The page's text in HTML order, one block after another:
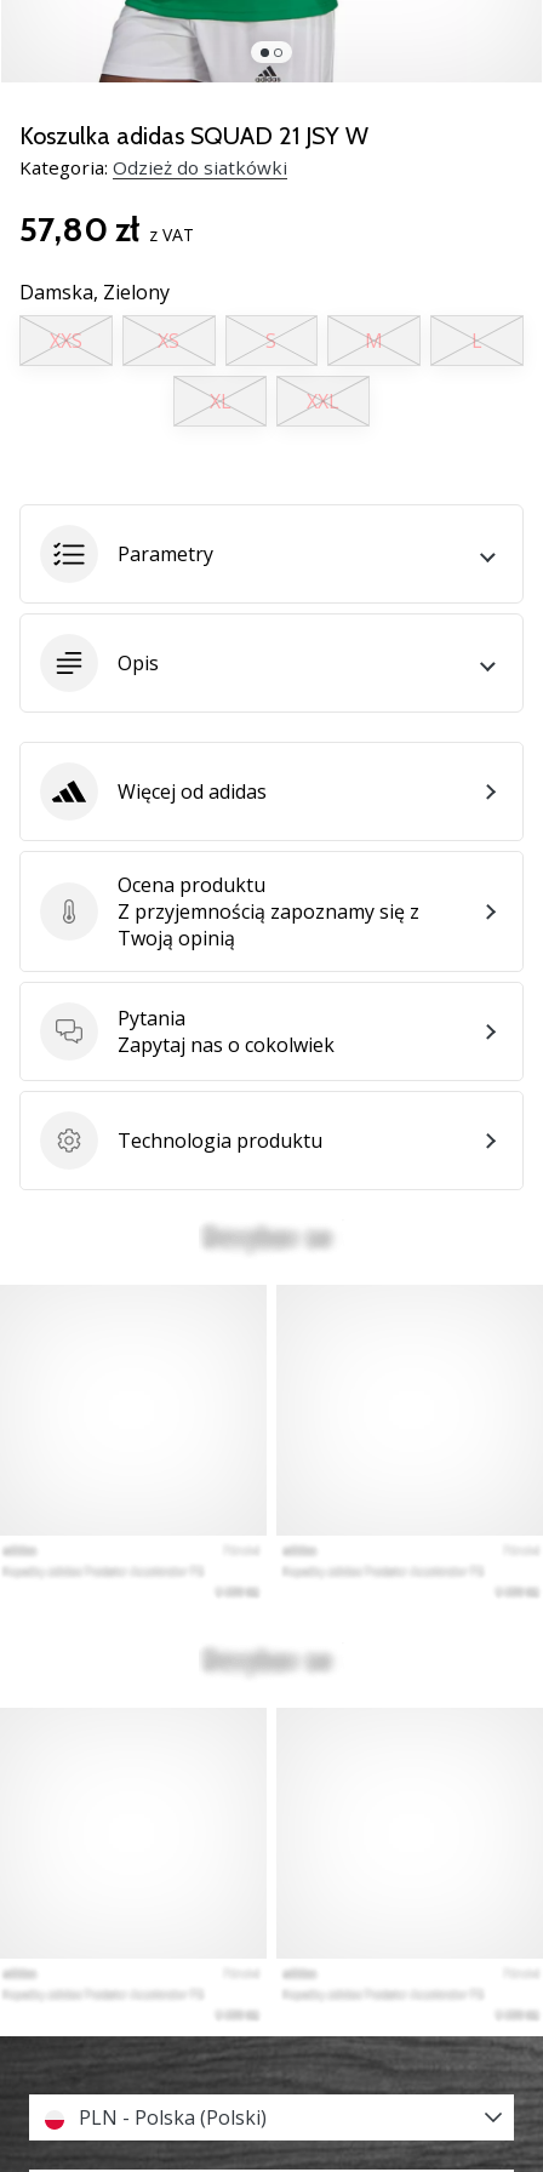
Świąteczne
prezenty
–
Nasze
porady
pomogą
wybrać
idealny
prezent!
Znajdź
Zostań
marki
Czy
fanem
tak
Dołącz
nas
Ambasador
Pokaż
wszystkie
Koszulka adidas SQUAD 21 JSY W
Kategoria: Odzież do siatkówki
57,80 zł z VAT
Damska, Zielony
XXS
XS S M L
XL XXL
Parametry
Opis
Ocena produktu
Ocena produktu
Z przyjemnością zapoznamy się z
Twoją opinią
Pytania
Pytania
Zapytaj nas o cokolwiek
Technologia produktu
Technologia produktu
adidasWięcej od adidas
PLN - Polska (Polski)